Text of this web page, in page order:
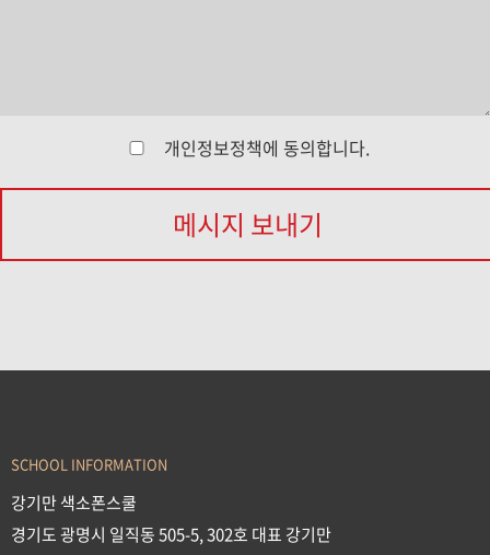
개인정보정책에 동의합니다.
메시지 보내기
SCHOOL INFORMATION
강기만 색소폰스쿨
경기도 광명시 일직동 505-5, 302호 대표 강기만